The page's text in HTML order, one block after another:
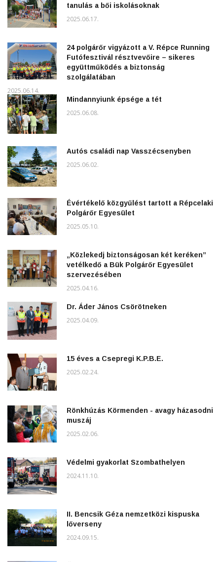
tanulás a bői iskolásoknak
2025.06.17.
24 polgárőr vigyázott a V. Répce Running
Futófesztivál résztvevőire – sikeres
együttműködés a biztonság
szolgálatában
2025.06.14.
Mindannyiunk épsége a tét
2025.06.08.
Autós családi nap Vasszécsenyben
2025.06.02.
Évértékelő közgyűlést tartott a Répcelaki
Polgárőr Egyesület
2025.05.10.
„Közlekedj biztonságosan két keréken”
vetélkedő a Bük Polgárőr Egyesület
szervezésében
2025.04.16.
Dr. Áder János Csörötneken
2025.04.09.
15 éves a Csepregi K.P.B.E.
2025.02.24.
Rönkhúzás Körmenden - avagy házasodni
muszáj
2025.02.06.
Védelmi gyakorlat Szombathelyen
2024.11.10.
II. Bencsik Géza nemzetközi kispuska
lőverseny
2024.09.15.